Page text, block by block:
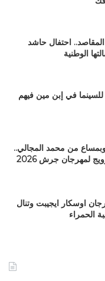
2026 في المقاصد.. احتفال حاشد
الوطنية
في إبن مين فيهم
من محمد المجالي..
قنوات مزيكا تتبرع بالترويج لمهرجان جرش 2026
اوسكار ايجيبت وتنال
الحمراء